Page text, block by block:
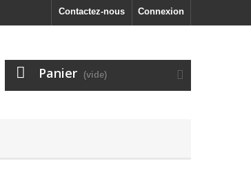
Connexion
Contactez-nous
Panier (vide)